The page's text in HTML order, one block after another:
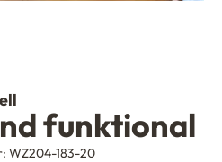
funktional
WZ204-183-20